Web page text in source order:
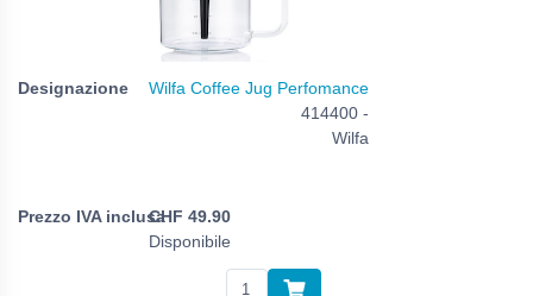
Wilfa Coffee Jug Perfomance
414400 -
Wilfa
CHF 49.90
Disponibile